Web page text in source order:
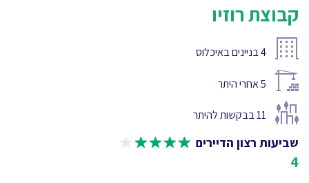
קבוצת רוזיו
4בניינים באיכלוס
5אחרי היתר
11בבקשות להיתר
שביעות רצון הדיירים
4